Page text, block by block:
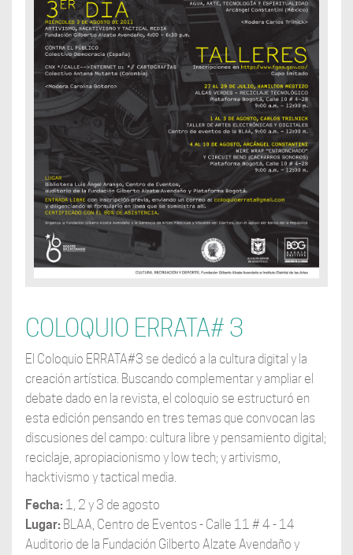
COLOQUIO ERRATA# 3
El Coloquio ERRATA#3 se dedicó a la cultura digital y la
creación artística. Buscando complementar y ampliar el
debate dado en la revista, el coloquio se estructuró en
esta edición pensando en tres temas que convocan las
discusiones del campo: cultura libre y pensamiento digital;
reciclaje, apropiacionismo y low tech; y artivismo,
hacktivismo y tactical media.
Fecha: 1, 2 y 3 de agosto
Lugar: BLAA, Centro de Eventos - Calle 11 # 4 - 14
Auditorio de la Fundación Gilberto Alzate Avendaño y